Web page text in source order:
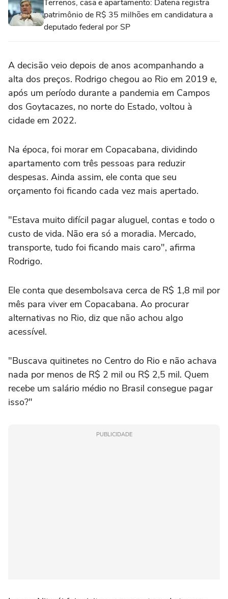
Terrenos, casa e apartamento: Datena registra
patrimônio de R$ 35 milhões em candidatura a
deputado federal por SP
A decisão veio depois de anos acompanhando a
alta dos preços. Rodrigo chegou ao Rio em 2019 e,
após um período durante a pandemia em Campos
dos Goytacazes, no norte do Estado, voltou à
cidade em 2022.
Na época, foi morar em Copacabana, dividindo
apartamento com três pessoas para reduzir
despesas. Ainda assim, ele conta que seu
orçamento foi ficando cada vez mais apertado.
"Estava muito difícil pagar aluguel, contas e todo o
custo de vida. Não era só a moradia. Mercado,
transporte, tudo foi ficando mais caro", afirma
Rodrigo.
Ele conta que desembolsava cerca de R$ 1,8 mil por
mês para viver em Copacabana. Ao procurar
alternativas no Rio, diz que não achou algo
acessível.
"Buscava quitinetes no Centro do Rio e não achava
nada por menos de R$ 2 mil ou R$ 2,5 mil. Quem
recebe um salário médio no Brasil consegue pagar
isso?"
PUBLICIDADE